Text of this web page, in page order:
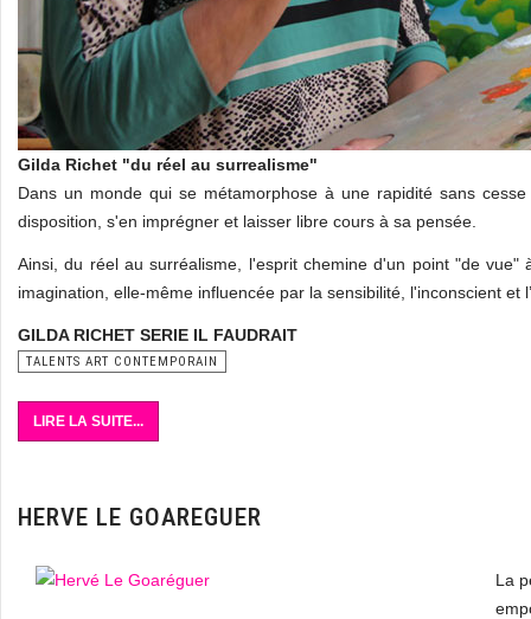
Gilda Richet "du réel au surrealisme"
Dans un monde qui se métamorphose à une rapidité sans
disposition, s'en imprégner et laisser libre cours à sa pensée.
Ainsi, du réel au surréalisme, l'esprit chemine d'un point "de
imagination, elle-même influencée par la sensibilité, l'inconscient et
GILDA RICHET SERIE IL FAUDRAIT
TALENTS ART CONTEMPORAIN
LIRE LA SUITE...
HERVE LE GOAREGUER
La